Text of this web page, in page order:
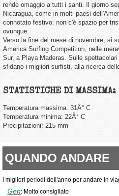
rende omaggio a tutti i santi. Il giorno
Nicaragua, come in molti paesi
connotato festivo: non c'è spazio per
ovunque.
Verso la fine del mese di novembre, si
America Surfing Competition, nelle
Sur, a Playa Maderas. Sulle
sfidano i migliori surfisti, alla ricerca
STATISTICHE DI MASSIMA:
Temperatura massima: 31Â° C
Temperatura minima: 22Â° C
Precipitazioni: 215 mm
QUANDO ANDARE
I migliori periodi dell'anno per andare in
Gen: Molto consigliato